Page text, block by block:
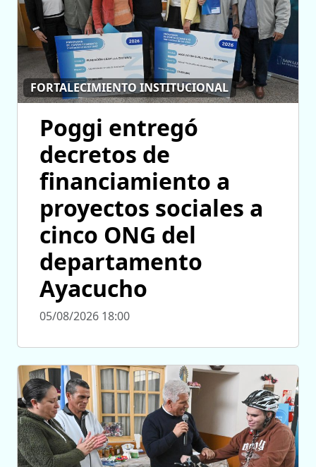
FORTALECIMIENTO INSTITUCIONAL
Poggi entregó
decretos de
financiamiento a
proyectos sociales a
cinco ONG del
departamento
Ayacucho
05/08/2026 18:00